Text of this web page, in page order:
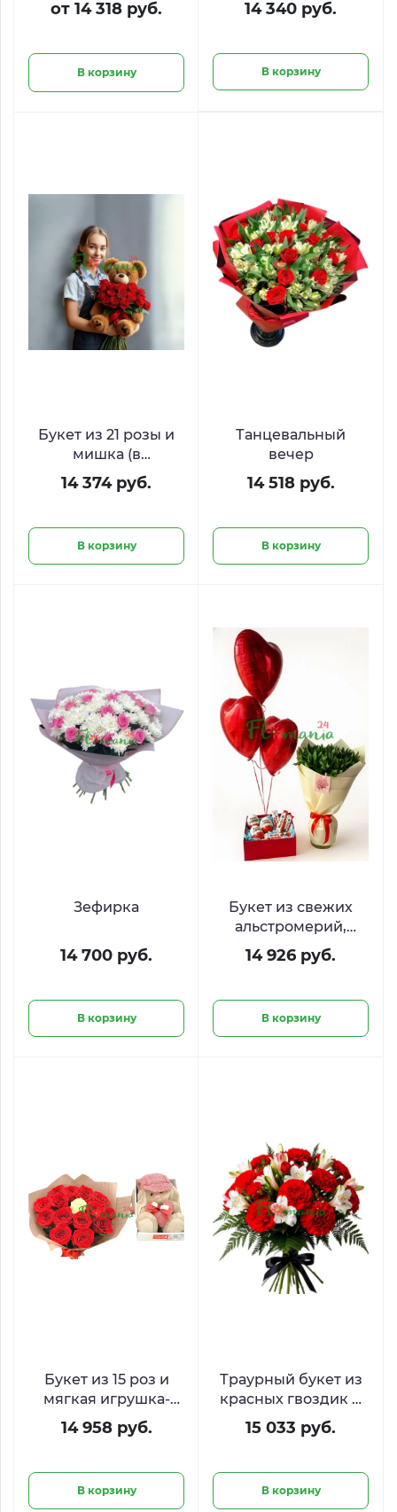
от 14 318 руб.
В корзину
14 340 руб.
В корзину
Букет из 21 розы и
мишка (в
ассортименте)
14 374 руб.
В корзину
Танцевальный
вечер
14 518 руб.
В корзину
Зефирка
14 700 руб.
В корзину
Букет из свежих
альстромерий,
киндер бокс и три
шарика-сердечка
14 926 руб.
В корзину
Букет из 15 роз и
мягкая игрушка-
зайка
14 958 руб.
В корзину
Траурный букет из
красных гвоздик и
белых
альстромерий
15 033 руб.
В корзину